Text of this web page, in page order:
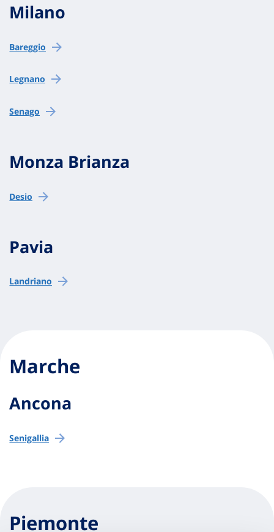
Milano
Bareggio
Legnano
Senago
Monza Brianza
Desio
Pavia
Landriano
Marche
Ancona
Senigallia
Piemonte